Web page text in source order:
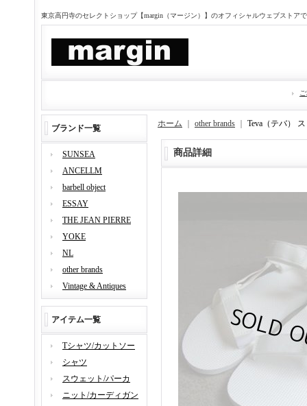
東京高円寺のセレクトショップ【margin（マージン）】のオフィシャルウェブストア
ブランド一覧
SUNSEA
ANCELLM
barbell object
ESSAY
THE JEAN PIERRE
YOKE
NL
other brands
Vintage & Antiques
アイテム一覧
Tシャツ/カットソー
シャツ
スウェット/パーカ
ニット/カーディガン
ホーム other brands Teva（テバ）
商品詳細